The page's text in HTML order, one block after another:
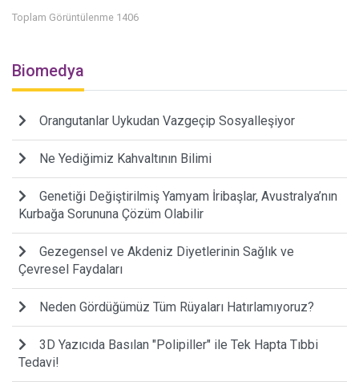
Toplam Görüntülenme 1406
Biomedya
Orangutanlar Uykudan Vazgeçip Sosyalleşiyor
Ne Yediğimiz Kahvaltının Bilimi
Genetiği Değiştirilmiş Yamyam İribaşlar, Avustralya’nın
Kurbağa Sorununa Çözüm Olabilir
Gezegensel ve Akdeniz Diyetlerinin Sağlık ve
Çevresel Faydaları
Neden Gördüğümüz Tüm Rüyaları Hatırlamıyoruz?
3D Yazıcıda Basılan "Polipiller" ile Tek Hapta Tıbbi
Tedavi!